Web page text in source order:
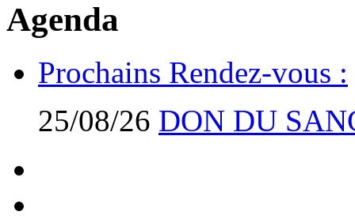
Agenda
Prochains Rendez-vous :
25/08/26 DON DU